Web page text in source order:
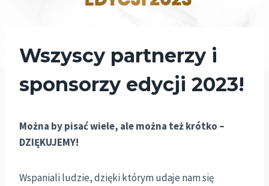
Wszyscy partnerzy i
sponsorzy edycji 2023!
Można by pisać wiele, ale można też krótko –
DZIĘKUJEMY!
Wspaniali ludzie, dzięki którym udaje nam się